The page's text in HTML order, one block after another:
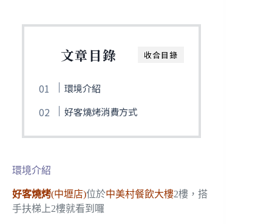
收合目錄
文章目錄
環境介紹
好客燒烤消費方式
環境介紹
好客燒烤(中壢店)位於中美村餐飲大樓2樓，搭
手扶梯上2樓就看到囉